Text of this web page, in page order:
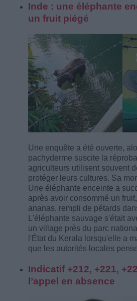
Inde : une éléphante
un fruit piégé
Une enquête a été ouverte,
pachyderme suscite la
agriculteurs utilisent souvent
protéger leurs cultures. Sa
Une éléphante enceinte a
après avoir consommé un
ananas, rempli de pétards
L'éléphante sauvage s'était
un village près du parc
l'État du Kerala lorsqu'elle a
que les autorités locales
Indicatif +212, +221,
l’appel en absence